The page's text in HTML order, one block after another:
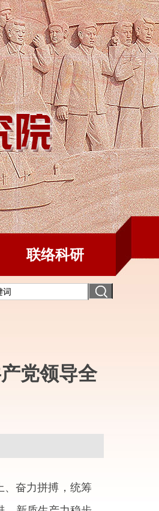
联络科研
党领导全
、奋力拼搏，统筹